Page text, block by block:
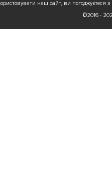
наш сайт, ви погоджуєтеся з
©2016 -